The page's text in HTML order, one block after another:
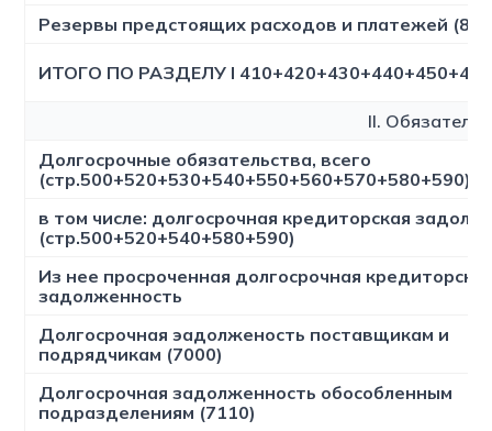
Резервы предстоящих расходов и платежей
ИТОГО ПО РАЗДЕЛУ I
II.
Долгосрочные обязательства, всего
(стр.500+520+530+540+550+560+570+580+590)
в том числе: долгосрочная кредиторская
(стр.500+520+540+580+590)
Из нее просроченная долгосрочная
задолженность
Долгосрочная эадолженость поставщикам и
подрядчикам (7000)
Долгосрочная задолженность обособленным
подразделениям (7110)